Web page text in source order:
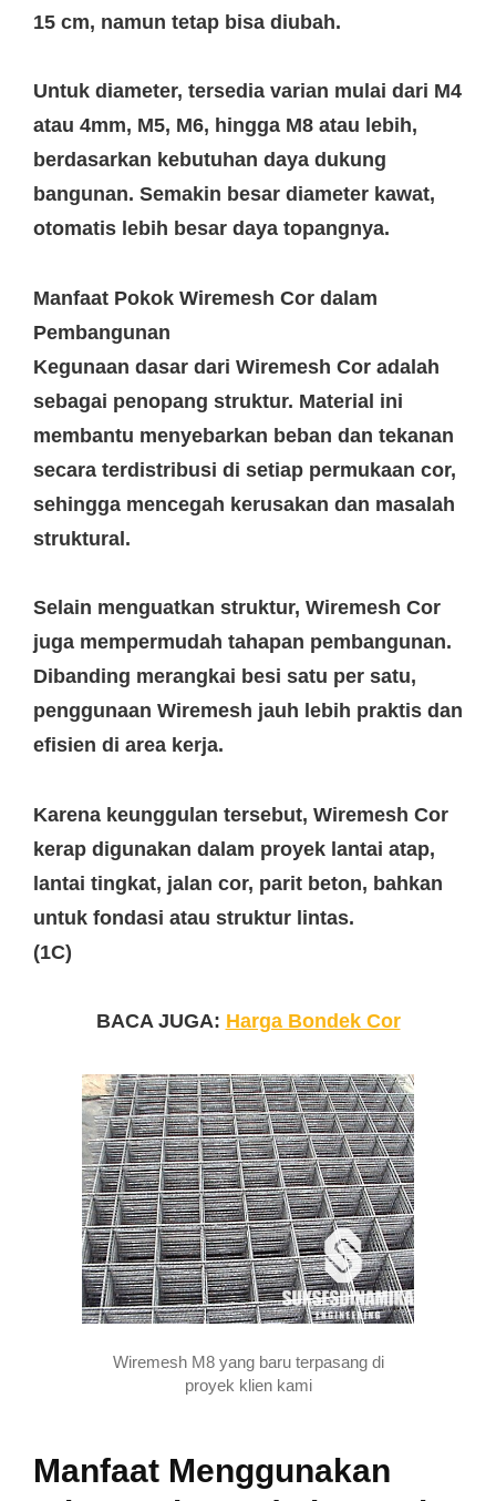
15 cm, namun tetap bisa diubah.
Untuk diameter, tersedia varian mulai dari M4
atau 4mm, M5, M6, hingga M8 atau lebih,
berdasarkan kebutuhan daya dukung
bangunan. Semakin besar diameter kawat,
otomatis lebih besar daya topangnya.
Manfaat Pokok Wiremesh Cor dalam
Pembangunan
Kegunaan dasar dari Wiremesh Cor adalah
sebagai penopang struktur. Material ini
membantu menyebarkan beban dan tekanan
secara terdistribusi di setiap permukaan cor,
sehingga mencegah kerusakan dan masalah
struktural.
Selain menguatkan struktur, Wiremesh Cor
juga mempermudah tahapan pembangunan.
Dibanding merangkai besi satu per satu,
penggunaan Wiremesh jauh lebih praktis dan
efisien di area kerja.
Karena keunggulan tersebut, Wiremesh Cor
kerap digunakan dalam proyek lantai atap,
lantai tingkat, jalan cor, parit beton, bahkan
untuk fondasi atau struktur lintas.
(1C)
BACA JUGA: Harga Bondek Cor
Wiremesh M8 yang baru terpasang di
proyek klien kami
Manfaat Menggunakan